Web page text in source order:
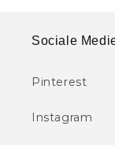
Sociale
Pinterest
Instagram